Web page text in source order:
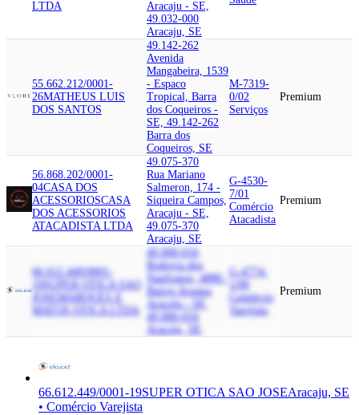
LTDA
Aracaju - SE,
49.032-000
Aracaju, SE
55.662.212/0001-
26MATHEUS LUIS
DOS SANTOS
49.142-262
Avenida
Mangabeira, 1539
- Espaco
Tropical, Barra
dos Coqueiros -
SE, 49.142-262
Barra dos
Coqueiros, SE
M-7319-
0/02
Serviços
Premium
56.868.202/0001-
04CASA DOS
ACESSORIOSCASA
DOS ACESSORIOS
ATACADISTA LTDA
49.075-370
Rua Mariano
Salmeron, 174 -
Siqueira Campos,
Aracaju - SE,
49.075-370
Aracaju, SE
G-4530-
7/01
Comércio
Atacadista
Premium
66.612.449/0001-
SUPER OTICA SAO
MARQUES E
MATOS OTICA LTDA
49.000-016
Rodovia dos
Naufragos, 4880 -
Bairro Aruana,
Aracaju - SE,
49.000-016
Aracaju, SE
G-4774-
1/00
Comércio
Varejista
Premium
66.612.449/0001-19SUPER OTICA SAO JOSEAracaju, SE
• Comércio Varejista